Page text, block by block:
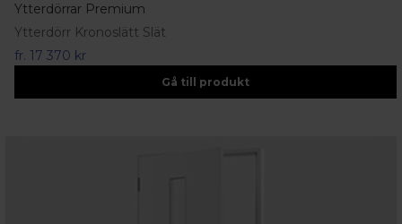
Ytterdörrar Premium
Ytterdörr Kronoslätt Slät
fr. 17 370 kr
Gå till produkt